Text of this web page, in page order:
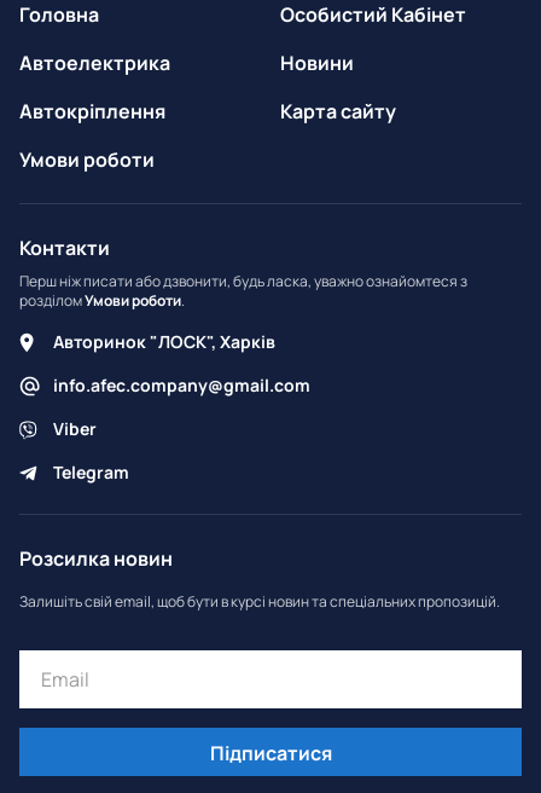
Головна
Автоелектрика
Автокріплення
Умови роботи
Особистий Кабінет
Новини
Карта сайту
Контакти
Перш ніж писати або дзвонити, будь ласка, уважно ознайомтеся з
розділомУмови роботи.
Авторинок "ЛОСК", Харків
info.afec.company@gmail.com
Viber
Telegram
Розсилка новин
Залишіть свій email, щоб бути в курсі новин та спеціальних пропозицій.
Підписатися